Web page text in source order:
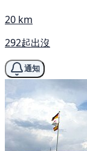
20 km
292起出沒
通知